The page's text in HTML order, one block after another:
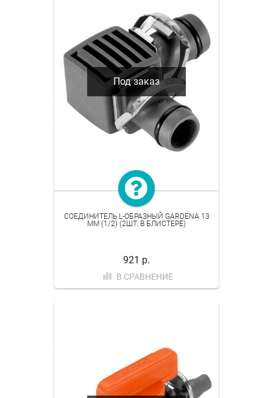
Под заказ
СОЕДИНИТЕЛЬ L-ОБРАЗНЫЙ GARDENA 13
ММ (1/2) (2ШТ. В БЛИСТЕРЕ)
921 р.
В СРАВНЕНИЕ